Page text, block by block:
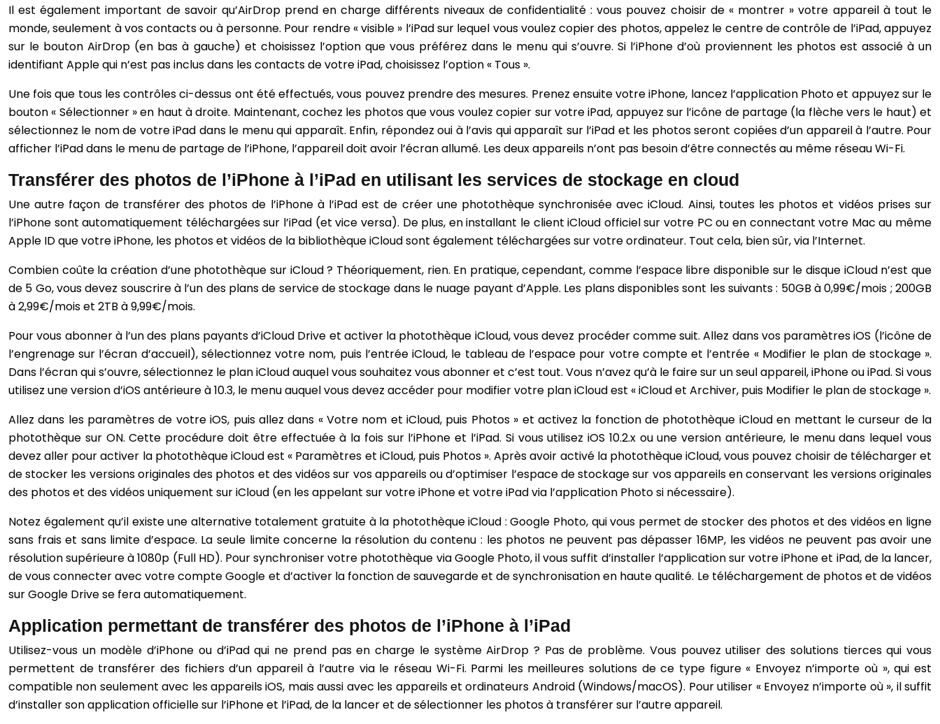
Il est également important de savoir qu’AirDrop prend en charge différents niveaux de confidentialité : vous pouvez choisir de « montrer » votre appareil à tout le
monde, seulement à vos contacts ou à personne. Pour rendre « visible » l’iPad sur lequel vous voulez copier des photos, appelez le centre de contrôle de l’iPad, appuyez
sur le bouton AirDrop (en bas à gauche) et choisissez l’option que vous préférez dans le menu qui s’ouvre. Si l’iPhone d’où proviennent les photos est associé à un
identifiant Apple qui n’est pas inclus dans les contacts de votre iPad, choisissez l’option « Tous ».
Une fois que tous les contrôles ci-dessus ont été effectués, vous pouvez prendre des mesures. Prenez ensuite votre iPhone, lancez l’application Photo et appuyez sur le
bouton « Sélectionner » en haut à droite. Maintenant, cochez les photos que vous voulez copier sur votre iPad, appuyez sur l’icône de partage (la flèche vers le haut) et
sélectionnez le nom de votre iPad dans le menu qui apparaît. Enfin, répondez oui à l’avis qui apparaît sur l’iPad et les photos seront copiées d’un appareil à l’autre. Pour
afficher l’iPad dans le menu de partage de l’iPhone, l’appareil doit avoir l’écran allumé. Les deux appareils n’ont pas besoin d’être connectés au même réseau Wi-Fi.
Transférer des photos de l’iPhone à l’iPad en utilisant les services de stockage en cloud
Une autre façon de transférer des photos de l’iPhone à l’iPad est de créer une photothèque synchronisée avec iCloud. Ainsi, toutes les photos et vidéos prises sur
l’iPhone sont automatiquement téléchargées sur l’iPad (et vice versa). De plus, en installant le client iCloud officiel sur votre PC ou en connectant votre Mac au même
Apple ID que votre iPhone, les photos et vidéos de la bibliothèque iCloud sont également téléchargées sur votre ordinateur. Tout cela, bien sûr, via l’Internet.
Combien coûte la création d’une photothèque sur iCloud ? Théoriquement, rien. En pratique, cependant, comme l’espace libre disponible sur le disque iCloud n’est que
de 5 Go, vous devez souscrire à l’un des plans de service de stockage dans le nuage payant d’Apple. Les plans disponibles sont les suivants : 50GB à 0,99€/mois ; 200GB
à 2,99€/mois et 2TB à 9,99€/mois.
Pour vous abonner à l’un des plans payants d’iCloud Drive et activer la photothèque iCloud, vous devez procéder comme suit. Allez dans vos paramètres iOS (l’icône de
l’engrenage sur l’écran d’accueil), sélectionnez votre nom, puis l’entrée iCloud, le tableau de l’espace pour votre compte et l’entrée « Modifier le plan de stockage ».
Dans l’écran qui s’ouvre, sélectionnez le plan iCloud auquel vous souhaitez vous abonner et c’est tout. Vous n’avez qu’à le faire sur un seul appareil, iPhone ou iPad. Si vous
utilisez une version d’iOS antérieure à 10.3, le menu auquel vous devez accéder pour modifier votre plan iCloud est « iCloud et Archiver, puis Modifier le plan de stockage ».
Allez dans les paramètres de votre iOS, puis allez dans « Votre nom et iCloud, puis Photos » et activez la fonction de photothèque iCloud en mettant le curseur de la
photothèque sur ON. Cette procédure doit être effectuée à la fois sur l’iPhone et l’iPad. Si vous utilisez iOS 10.2.x ou une version antérieure, le menu dans lequel vous
devez aller pour activer la photothèque iCloud est « Paramètres et iCloud, puis Photos ». Après avoir activé la photothèque iCloud, vous pouvez choisir de télécharger et
de stocker les versions originales des photos et des vidéos sur vos appareils ou d’optimiser l’espace de stockage sur vos appareils en conservant les versions originales
des photos et des vidéos uniquement sur iCloud (en les appelant sur votre iPhone et votre iPad via l’application Photo si nécessaire).
Notez également qu’il existe une alternative totalement gratuite à la photothèque iCloud : Google Photo, qui vous permet de stocker des photos et des vidéos en ligne
sans frais et sans limite d’espace. La seule limite concerne la résolution du contenu : les photos ne peuvent pas dépasser 16MP, les vidéos ne peuvent pas avoir une
résolution supérieure à 1080p (Full HD). Pour synchroniser votre photothèque via Google Photo, il vous suffit d’installer l’application sur votre iPhone et iPad, de la lancer,
de vous connecter avec votre compte Google et d’activer la fonction de sauvegarde et de synchronisation en haute qualité. Le téléchargement de photos et de vidéos
sur Google Drive se fera automatiquement.
Application permettant de transférer des photos de l’iPhone à l’iPad
Utilisez-vous un modèle d’iPhone ou d’iPad qui ne prend pas en charge le système AirDrop ? Pas de problème. Vous pouvez utiliser des solutions tierces qui vous
permettent de transférer des fichiers d’un appareil à l’autre via le réseau Wi-Fi. Parmi les meilleures solutions de ce type figure « Envoyez n’importe où », qui est
compatible non seulement avec les appareils iOS, mais aussi avec les appareils et ordinateurs Android (Windows/macOS). Pour utiliser « Envoyez n’importe où », il suffit
d’installer son application officielle sur l’iPhone et l’iPad, de la lancer et de sélectionner les photos à transférer sur l’autre appareil.